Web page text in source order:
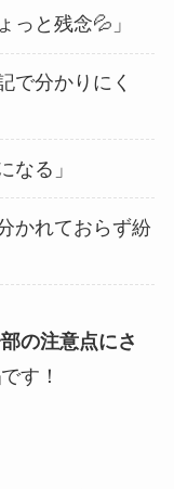
っと残念💦」
で分かりにく
なる」
かれておらず紛
の注意点にさ
です！